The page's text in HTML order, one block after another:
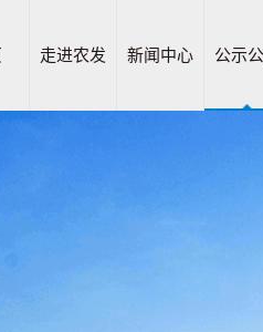
走进农发 新闻中心 公示